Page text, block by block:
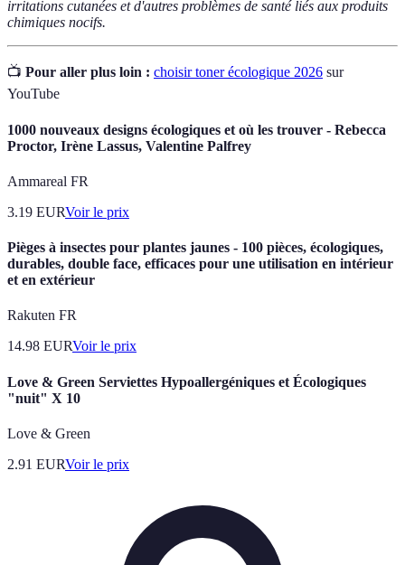
irritations cutanées et d'autres problèmes de santé liés aux produits
chimiques nocifs.
📺 Pour aller plus loin : choisir toner écologique 2026 sur
YouTube
1000 nouveaux designs écologiques et où les trouver - Rebecca
Proctor, Irène Lassus, Valentine Palfrey
Ammareal FR
3.19 EURVoir le prix
Pièges à insectes pour plantes jaunes - 100 pièces, écologiques,
durables, double face, efficaces pour une utilisation en intérieur
et en extérieur
Rakuten FR
14.98 EURVoir le prix
Love & Green Serviettes Hypoallergéniques et Écologiques
"nuit" X 10
Love & Green
2.91 EURVoir le prix